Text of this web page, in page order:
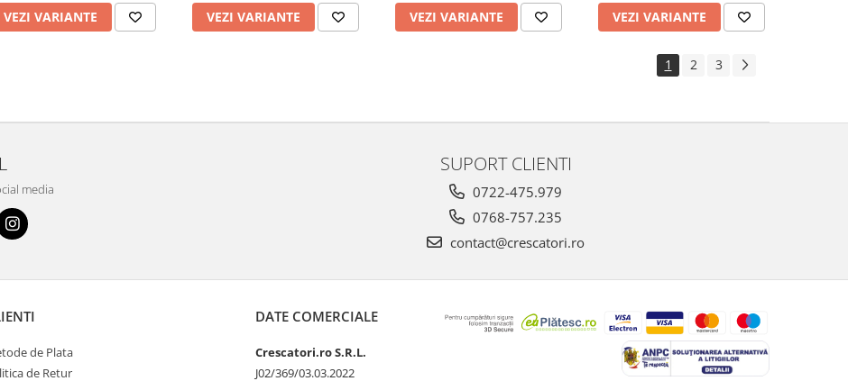
VEZI VARIANTE
BONUSURI set garnituri de
schimb şi recipient 100ml pt.
VEZI VARIANTE VEZI VARIANTE
la gripa aviară!)
VEZI VARIANTE
1 2 3
media
SUPORT CLIENTI
0722-475.979
0768-757.235
contact@crescatori.ro
de Plata
de Retur
DATE COMERCIALE
Crescatori.ro S.R.L.
J02/369/03.03.2022